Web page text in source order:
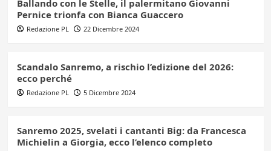
Ballando con le Stelle, il palermitano Giovanni
Pernice trionfa con Bianca Guaccero
Redazione PL 22 Dicembre 2024
Scandalo Sanremo, a rischio l’edizione del 2026:
ecco perché
Redazione PL 5 Dicembre 2024
Sanremo 2025, svelati i cantanti Big: da Francesca
Michielin a Giorgia, ecco l’elenco completo